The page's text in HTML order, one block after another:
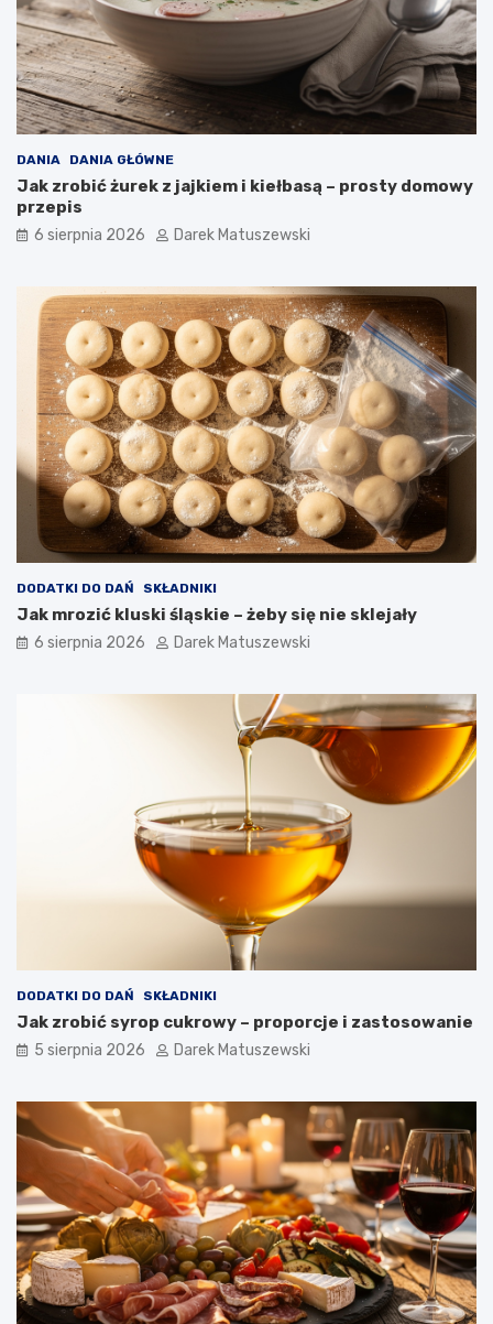
ż
o
n
y
c
h
p
o
t
r
a
w
DANIA DANIA GŁÓWNE
Jak zrobić żurek z jajkiem i kiełbasą – prosty domowy
przepis
6 sierpnia 2026 Darek Matuszewski
DODATKI DO DAŃ SKŁADNIKI
Jak mrozić kluski śląskie – żeby się nie sklejały
6 sierpnia 2026 Darek Matuszewski
DODATKI DO DAŃ SKŁADNIKI
Jak zrobić syrop cukrowy – proporcje i zastosowanie
5 sierpnia 2026 Darek Matuszewski